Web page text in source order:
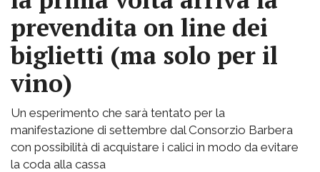
prevendita on line dei
biglietti (ma solo per il
vino)
Un esperimento che sarà tentato per la
manifestazione di settembre dal Consorzio Barbera
con possibilità di acquistare i calici in modo da evitare
la coda alla cassa